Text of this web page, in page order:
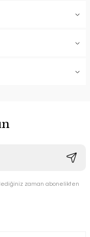
zaman abonelikten